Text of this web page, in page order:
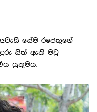
සේම රජෙකුගේ
සිත් ඇති මවු
යුතුමය.